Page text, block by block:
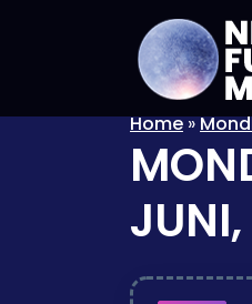
Home»
JUNI,